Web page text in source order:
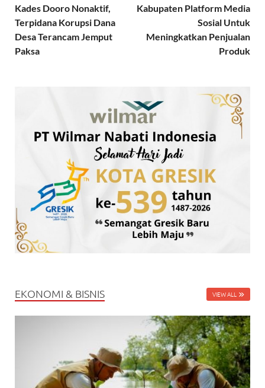
Kades Dooro Nonaktif,
Terpidana Korupsi Dana
Desa Terancam Jemput
Paksa
Kabupaten Platform Media
Sosial Untuk
Meningkatkan Penjualan
Produk
EKONOMI & BISNIS VIEW ALL